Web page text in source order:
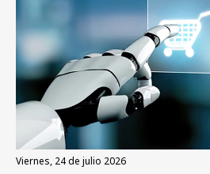
viernes, 24 de julio 2026